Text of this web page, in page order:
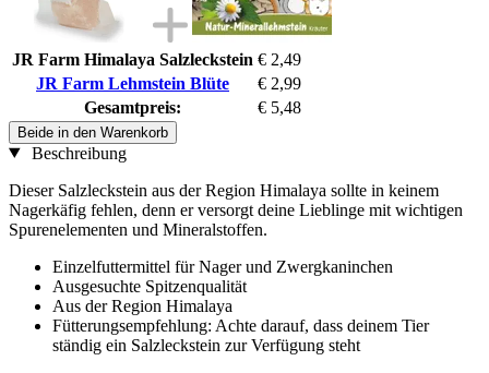
JR Farm Himalaya Salzleckstein € 2,49
JR Farm Lehmstein Blüte
€ 2,99
Gesamtpreis:
€ 5,48
Beide in den Warenkorb
Beschreibung
Dieser Salzleckstein aus der Region Himalaya sollte in keinem
Nagerkäfig fehlen, denn er versorgt deine Lieblinge mit wichtigen
Spurenelementen und Mineralstoffen.
Einzelfuttermittel für Nager und Zwergkaninchen
Ausgesuchte Spitzenqualität
Aus der Region Himalaya
Fütterungsempfehlung: Achte darauf, dass deinem Tier
ständig ein Salzleckstein zur Verfügung steht